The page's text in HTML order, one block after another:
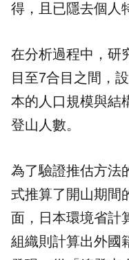
得，且已隱去個人
在分析過程中，研
目至7合目之間，
本的人口規模與結
登山人數。
為了驗證推估方法
式推算了開山期間
面，日本環境省計
組織則計算出外國